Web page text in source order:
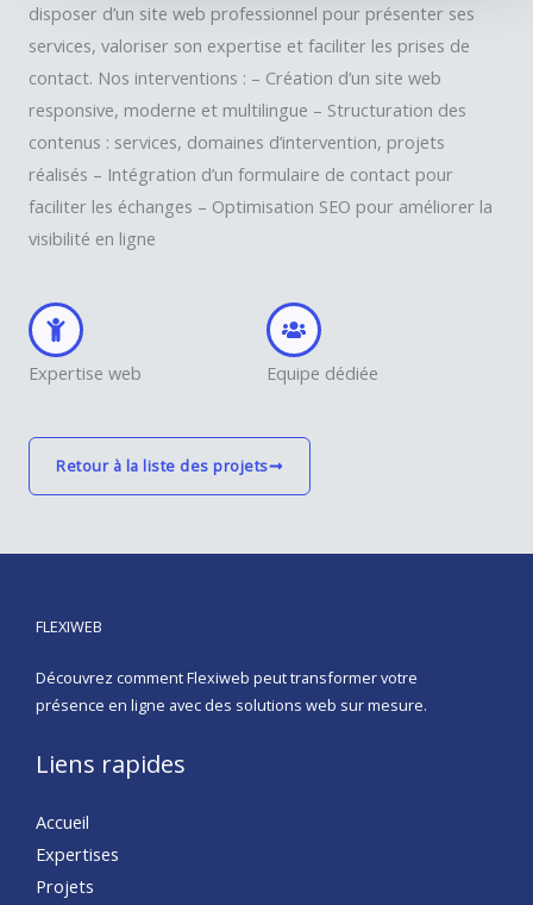
disposer d’un site web professionnel pour présenter ses
services, valoriser son expertise et faciliter les prises de
contact.​ Nos interventions : – Création d’un site web
responsive, moderne et multilingue – Structuration des
contenus : services, domaines d’intervention, projets
réalisés – Intégration d’un formulaire de contact pour
faciliter les échanges – Optimisation SEO pour améliorer la
visibilité en ligne​
Expertise web Equipe dédiée
Retour à la liste des projets
FLEXIWEB
Découvrez comment Flexiweb peut transformer votre
présence en ligne avec des solutions web sur mesure.
Liens rapides
Accueil
Expertises
Projets